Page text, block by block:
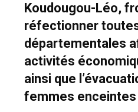
Koudougou-Léo,
réfectionner
départementales
activités
ainsi que
femmes enceintes